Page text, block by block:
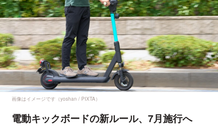
画像はイメージです（yoshan / PIXTA）
電動キックボードの新ルール、7月施行へ